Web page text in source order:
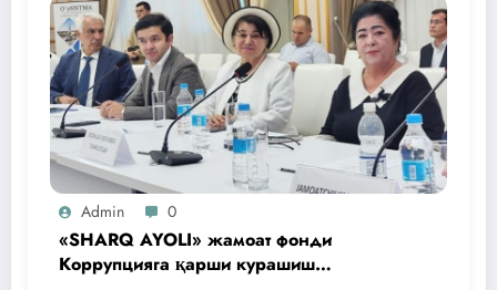
Admin 0
«SHARQ AYOLI» жамоат фонди
Коррупцияга қарши курашиш